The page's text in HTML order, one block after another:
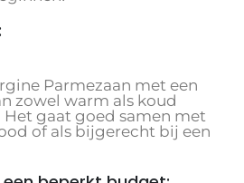
Parmezaan met een
zowel warm als koud
gaat goed samen met
of als bijgerecht bij een